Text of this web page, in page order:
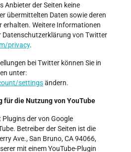
Anbieter der Seiten keine
übermittelten Daten sowie deren
erhalten. Weitere Informationen
Datenschutzerklärung von Twitter
privacy.
bei Twitter können Sie in
unter:
settingsändern.
für die Nutzung von YouTube
Plugins der von Google
Betreiber der Seiten ist die
Ave., San Bruno, CA 94066,
mit einem YouTube-Plugin